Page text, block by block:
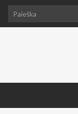
Search for: